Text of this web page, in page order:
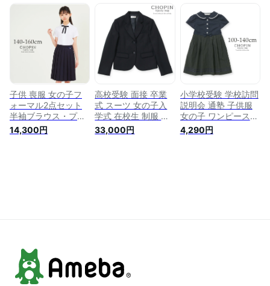
受験 女子 服装 発表
会 結婚式 ブラック
ウォッチスーツセッ
ト 140 150 160
165cm (8371-2500)
CHOPIN/ショパン
[中学受験 学校説明
会 服装 ジュニア フ
ォーマル］
ス 140 150 160
170cm (8296-
2555) CHOPIN/ショ
パン[ベーシックフォ
ーマル ジュニア 中
学校 受験 喪服 礼服
ワンピース 冠婚葬祭
式 卒業式 紺 ネイビ
ー]
ワンピース 100 110
120 130cm(8136-
2320)CHOPIN/ショ
パン[面接 子供服 通
塾 学校訪問 学校説
明会 服装 キッズ フ
葬祭 喪服 発表会 ] 法
事
子供 喪服 女の子フ
ォーマル2点セット
半袖ブラウス・プリ
ーツスカート 140
150 160cm(8291-
14,300円
高校受験 面接 卒業
式 スーツ 女の子入
学式 在校生 制服 大
きいサイズ 中学 受
験 女の子 ウールジ
33,000円
小学校受験 学校訪問
説明会 通塾 子供服
女の子 ワンピース
チェック柄 セーラー
襟 半袖 ワンピース
4,290円